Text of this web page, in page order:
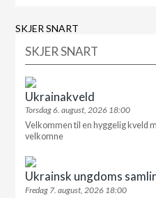
SKJER SNART
SKJER SNART
Ukrainakveld
Torsdag 6. august, 2026 18:00
Velkommen til en hyggelig kveld
velkomne
Ukrainsk ungdoms
Fredag 7. august, 2026 18:00